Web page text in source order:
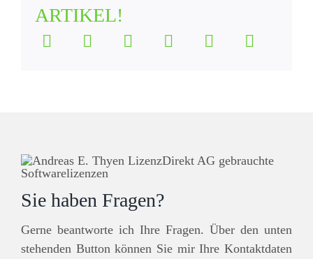
ARTIKEL!
Sie haben Fragen?
Gerne beantworte ich Ihre Fragen. Über den unten
stehenden Button können Sie mir Ihre Kontaktdaten